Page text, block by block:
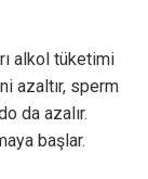
alkol tüketimi
azaltır, sperm
da azalır.
başlar.